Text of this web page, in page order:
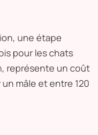
une étape
pour les chats
représente un coût
mâle et entre 120